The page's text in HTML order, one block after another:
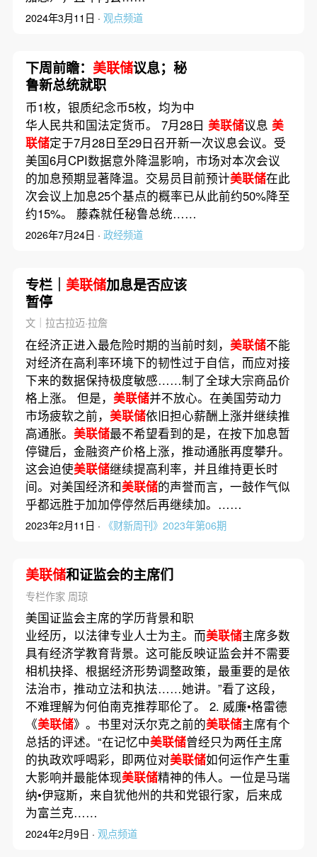
2024年3月11日 · 观点频道
下周前瞻： 美联储议息；秘
鲁新总统就职
币1枚，银质纪念币5枚，均为中
华人民共和国法定货币。 7月28日 美联储议息 美
联储定于7月28日至29日召开新一次议息会议。受
美国6月CPI数据意外降温影响，市场对本次会议
的加息预期显著降温。交易员目前预计美联储在此
次会议上加息25个基点的概率已从此前约50%降至
约15%。 藤森就任秘鲁总统……
2026年7月24日 · 政经频道
专栏｜ 美联储加息是否应该
暂停
文｜拉古拉迈·拉詹
在经济正进入最危险时期的当前时刻， 美联储不能
对经济在高利率环境下的韧性过于自信，而应对接
下来的数据保持极度敏感……制了全球大宗商品价
格上涨。 但是， 美联储并不放心。在美国劳动力
市场疲软之前， 美联储依旧担心薪酬上涨并继续推
高通胀。 美联储最不希望看到的是，在按下加息暂
停键后，金融资产价格上涨，推动通胀再度攀升。
这会迫使美联储继续提高利率，并且维持更长时
间。对美国经济和美联储的声誉而言，一鼓作气似
乎都远胜于加加停停然后再继续加。……
2023年2月11日 · 《财新周刊》2023年第06期
美联储和证监会的主席们
专栏作家 周琼
美国证监会主席的学历背景和职
业经历，以法律专业人士为主。而美联储主席多数
具有经济学教育背景。这可能反映证监会并不需要
相机抉择、根据经济形势调整政策，最重要的是依
法治市，推动立法和执法……她讲。”看了这段，
不难理解为何伯南克推荐耶伦了。 2. 威廉•格雷德
《美联储》。书里对沃尔克之前的美联储主席有个
总括的评述。“在记忆中美联储曾经只为两任主席
的执政欢呼喝彩，即两位对美联储如何运作产生重
大影响并最能体现美联储精神的伟人。一位是马瑞
纳•伊寇斯，来自犹他州的共和党银行家，后来成
为富兰克……
2024年2月9日 · 观点频道